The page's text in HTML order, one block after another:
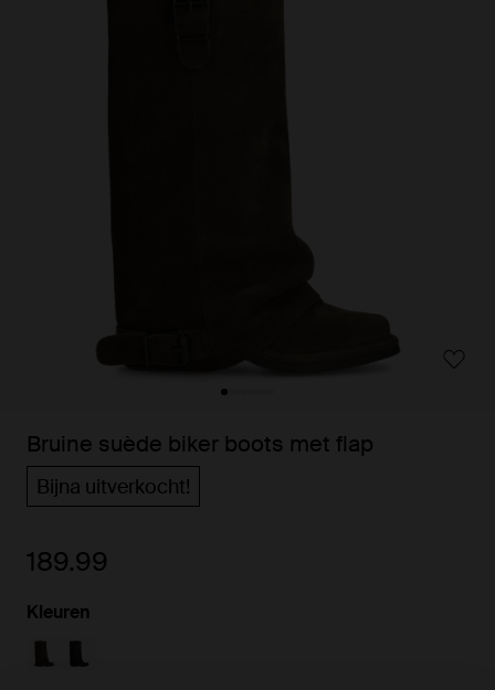
Bruine suède biker boots met flap
Bijna uitverkocht!
189.99
Kleuren